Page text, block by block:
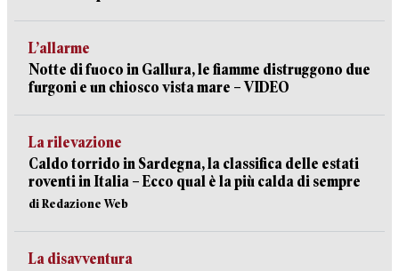
L’allarme
Notte di fuoco in Gallura, le fiamme distruggono due
furgoni e un chiosco vista mare – VIDEO
La rilevazione
Caldo torrido in Sardegna, la classifica delle estati
roventi in Italia – Ecco qual è la più calda di sempre
di Redazione Web
La disavventura